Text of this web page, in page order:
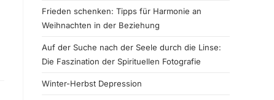
Frieden schenken: Tipps für Harmonie an
Weihnachten in der Beziehung
Auf der Suche nach der Seele durch die Linse:
Die Faszination der Spirituellen Fotografie
Winter-Herbst Depression